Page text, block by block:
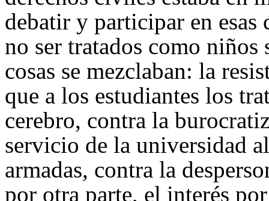
debatir y participar en esas
no ser tratados como niños
cosas se mezclaban: la
que a los estudiantes los
cerebro, contra la
servicio de la universidad
armadas, contra la
por otra parte, el interés